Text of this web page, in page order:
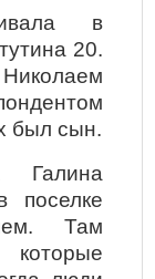
в
20.
был сын.
Галина
поселке
Там